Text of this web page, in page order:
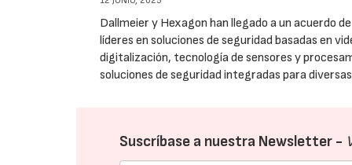
Dallmeier y Hexagon han llegado a un acuerdo
líderes en soluciones de seguridad basadas en
digitalización, tecnología de sensores y
soluciones de seguridad integradas para
Suscríbase a nuestra Newsletter -